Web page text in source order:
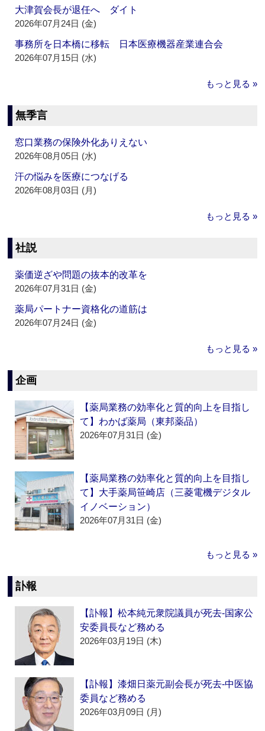
大津賀会長が退任へ ダイト
2026年07月24日 (金)
事務所を日本橋に移転 日本医療機器産業連合会
2026年07月15日 (水)
もっと見る »
無季言
窓口業務の保険外化ありえない
2026年08月05日 (水)
汗の悩みを医療につなげる
2026年08月03日 (月)
もっと見る »
社説
薬価逆ざや問題の抜本的改革を
2026年07月31日 (金)
薬局パートナー資格化の道筋は
2026年07月24日 (金)
もっと見る »
企画
【薬局業務の効率化と質的向上を目指し
て】わかば薬局（東邦薬品）
2026年07月31日 (金)
【薬局業務の効率化と質的向上を目指し
て】大手薬局笹崎店（三菱電機デジタル
イノベーション）
2026年07月31日 (金)
もっと見る »
訃報
【訃報】松本純元衆院議員が死去‐国家公
安委員長など務める
2026年03月19日 (木)
【訃報】漆畑日薬元副会長が死去‐中医協
委員など務める
2026年03月09日 (月)